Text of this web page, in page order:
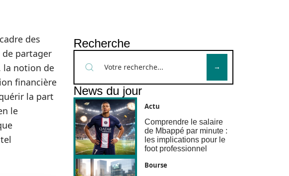
des
de partager
la notion de
financière
la part
le
Recherche
News du jour
Actu
Comprendre le salaire
de Mbappé par minute :
les implications pour le
foot professionnel
Bourse